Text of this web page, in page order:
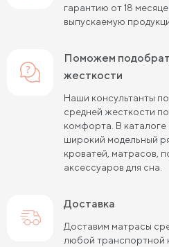
Жесткие матрасы 160х200
Односпальные пружинные
Кокосовые пружинные матрасы
Пружинные матрасы 80 см
Пружинные матрасы 120 см
Пружинные матрасы 160 см
Пружинные матрасы 180 см
гарантию от 18
выпускаемую
Поможем подобрать матрасы средней
жесткости
Наши консультанты
средней жесткости
комфорта. В
широкий модельный
кроватей, матрасов,
аксессуаров для сна.
Доставка
Доставим матрасы
любой транспортной